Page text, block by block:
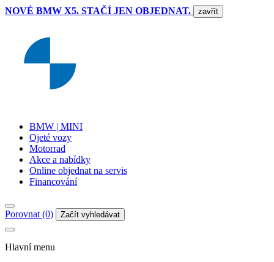
NOVÉ BMW X5. STAČÍ JEN OBJEDNAT. zavřít
BMW | MINI
Ojeté vozy
Motorrad
Akce a nabídky
Online objednat na servis
Financování
Porovnat (0) Začít vyhledávat
Hlavní menu